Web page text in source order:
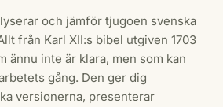
och jämför tjugoen svenska
från Karl XII:s bibel utgiven 1703
ännu inte är klara, men som kan
gång. Den ger dig
versionerna, presenterar